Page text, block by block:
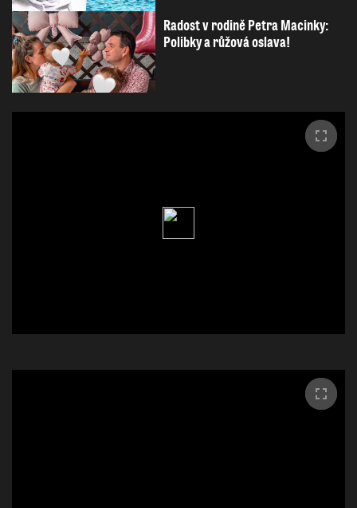
Radost v rodině Petra Macinky:
Polibky a růžová oslava!